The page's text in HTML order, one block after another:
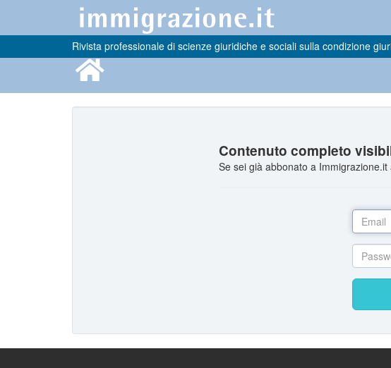
Rivista professionale di scienze giuridiche e sociali sulla condizione
Contenuto completo
Se sei già abbonato a